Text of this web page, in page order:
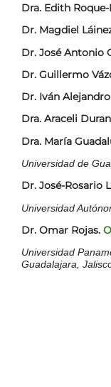
Dra. Edith
Dr. Magdiel
Dr. José Antonio
Dr. Guillermo
Dr. Iván
Dra. Araceli
Dra. María
Universidad de
Dr. José-Rosario
Universidad
Dr. Omar Rojas.
Universidad
Guadalajara,